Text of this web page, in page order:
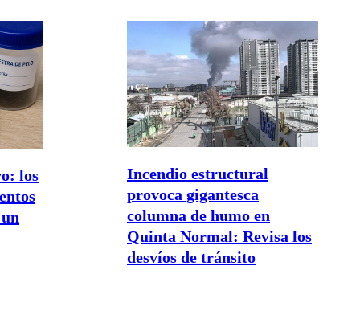
los
Incendio estructural
provoca gigantesca
columna de humo en
Quinta Normal: Revisa los
desvíos de tránsito